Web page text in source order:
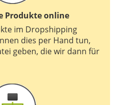
Produkte online
im Dropshipping
dies per Hand tun,
geben, die wir dann für